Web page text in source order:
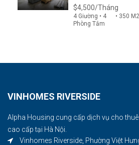
$4,500/Tháng
4 Giường • 4
Phòng Tắm
• 350 M2
VINHOMES RIVERSIDE
Alpha Housing cung cấp dịch vụ cho
cao cấp tại Hà Nội.
Vinhomes Riverside, Phường Việt